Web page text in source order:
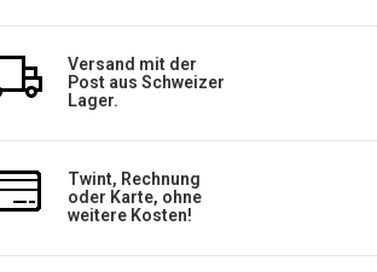
Versand mit der
Post aus Schweizer
Lager.
Twint, Rechnung
oder Karte, ohne
weitere Kosten!